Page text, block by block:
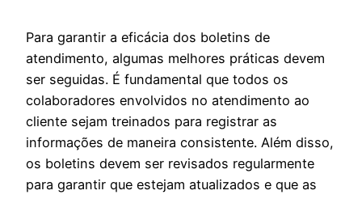
Para garantir a eficácia dos boletins de
atendimento, algumas melhores práticas devem
ser seguidas. É fundamental que todos os
colaboradores envolvidos no atendimento ao
cliente sejam treinados para registrar as
informações de maneira consistente. Além disso,
os boletins devem ser revisados regularmente
para garantir que estejam atualizados e que as